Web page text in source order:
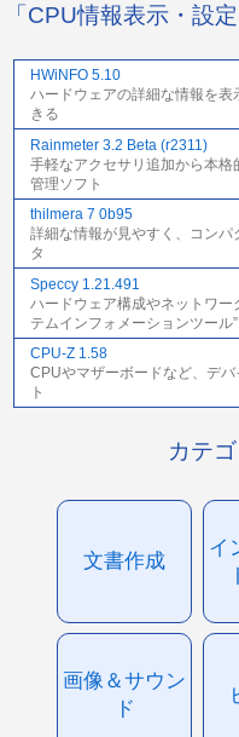
「CPU情報表示・設
HWiNFO 5.10
ハードウェアの詳細な情報を
きる
Rainmeter 3.2 Beta (r2311)
手軽なアクセサリ追加から本格
管理ソフト
thilmera 7 0b95
詳細な情報が見やすく、コン
タ
Speccy 1.21.491
ハードウェア構成やネットワー
テムインフォメーションツール”
CPU-Z 1.58
CPUやマザーボードなど、デ
ト
カテ
文書作成
イ
画像＆サウン
ド